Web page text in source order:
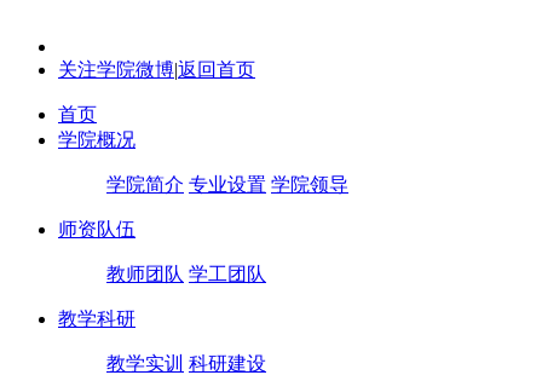
关注学院微博|返回首页
首页
学院概况
学院简介 专业设置 学院领导
师资队伍
教师团队 学工团队
教学科研
教学实训 科研建设